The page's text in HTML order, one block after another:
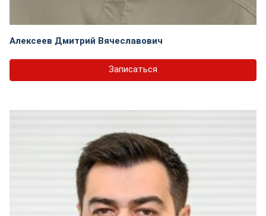
Алексеев Дмитрий Вячеславович
Записаться